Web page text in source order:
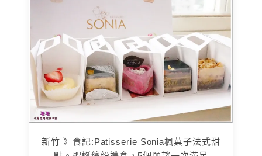
新竹 》食記:Patisserie Sonia楓菓子法式甜